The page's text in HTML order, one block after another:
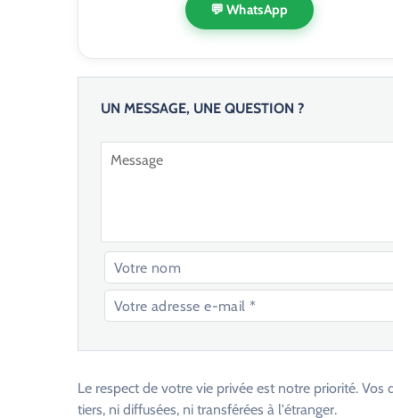
💬 WhatsApp
UN MESSAGE, UNE QUESTION ?
Le respect de votre vie privée est notre priorité.
tiers, ni diffusées, ni transférées à l'étranger.